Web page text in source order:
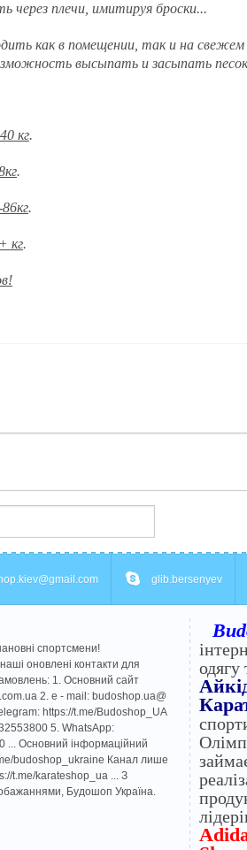
через плечи, имитируя броски...
как в помещении, так и на свежем
высыпать и засыпать
кг.
.
.
кг.
glib.bersenyev
спортсмени!
оновлені контакти для
1. Основний сайт
2. e - mail: budoshop.ua@​
https://t.me/Budoshop_UA
5. WhatsApp:
... Основний інформаційний
budoshop_ukraine Канал лише
t.me/karateshop_ua ... З
Будошоп Україна.
одягу